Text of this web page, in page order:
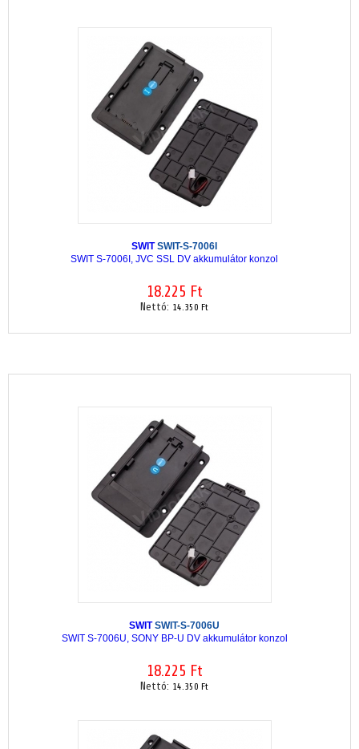
SWITSWIT-S-7006I
SWIT S-7006I, JVC SSL DV akkumulátor konzol
18.225 Ft
Nettó: 14.350 Ft
SWITSWIT-S-7006U
SWIT S-7006U, SONY BP-U DV akkumulátor konzol
18.225 Ft
Nettó: 14.350 Ft